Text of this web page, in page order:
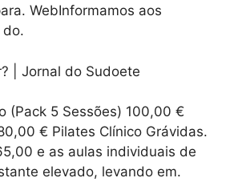
WebInformamos aos
do.
(Pack 5 Sessões) 100,00 €
€ Pilates Clínico Grávidas.
e as aulas individuais de
elevado, levando em.